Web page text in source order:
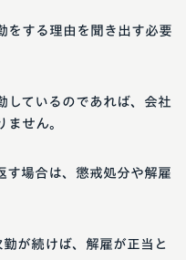
をする理由を聞き出す必要
しているのであれば、会社
せん。
す場合は、懲戒処分や解雇
が続けば、解雇が正当と